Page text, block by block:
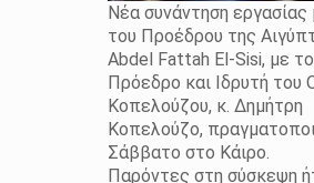
Νέα συνάντηση εργασίας
του Προέδρου της
Abdel Fattah El-Sisi, με
Πρόεδρο και Ιδρυτή του
Κοπελούζου, κ. Δημήτρη
Κοπελούζο,
Σάββατο στο Κάιρο.
Παρόντες στη σύσκεψη